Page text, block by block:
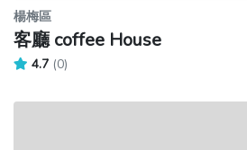
楊梅區
客廳 coffee House
4.7 (0)